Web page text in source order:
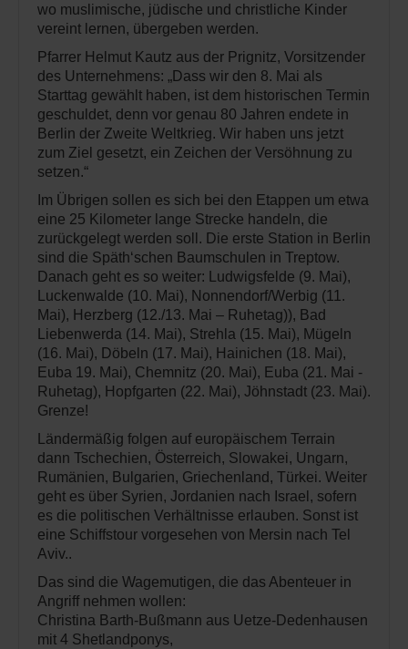
wo muslimische, jüdische und christliche Kinder
vereint lernen, übergeben werden.
Pfarrer Helmut Kautz aus der Prignitz, Vorsitzender
des Unternehmens: „Dass wir den 8. Mai als
Starttag gewählt haben, ist dem historischen Termin
geschuldet, denn vor genau 80 Jahren endete in
Berlin der Zweite Weltkrieg. Wir haben uns jetzt
zum Ziel gesetzt, ein Zeichen der Versöhnung zu
setzen.“
Im Übrigen sollen es sich bei den Etappen um etwa
eine 25 Kilometer lange Strecke handeln, die
zurückgelegt werden soll. Die erste Station in Berlin
sind die Späth‘schen Baumschulen in Treptow.
Danach geht es so weiter: Ludwigsfelde (9. Mai),
Luckenwalde (10. Mai), Nonnendorf/Werbig (11.
Mai), Herzberg (12./13. Mai – Ruhetag)), Bad
Liebenwerda (14. Mai), Strehla (15. Mai), Mügeln
(16. Mai), Döbeln (17. Mai), Hainichen (18. Mai),
Euba 19. Mai), Chemnitz (20. Mai), Euba (21. Mai -
Ruhetag), Hopfgarten (22. Mai), Jöhnstadt (23. Mai).
Grenze!
Ländermäßig folgen auf europäischem Terrain
dann Tschechien, Österreich, Slowakei, Ungarn,
Rumänien, Bulgarien, Griechenland, Türkei. Weiter
geht es über Syrien, Jordanien nach Israel, sofern
es die politischen Verhältnisse erlauben. Sonst ist
eine Schiffstour vorgesehen von Mersin nach Tel
Aviv..
Das sind die Wagemutigen, die das Abenteuer in
Angriff nehmen wollen:
Christina Barth-Bußmann aus Uetze-Dedenhausen
mit 4 Shetlandponys,